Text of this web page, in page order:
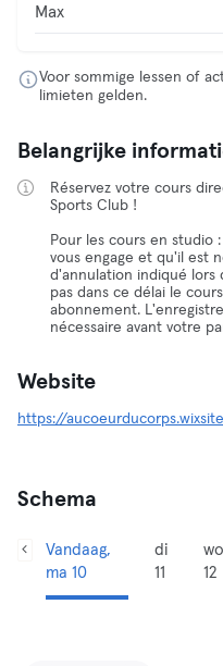
Max
Voor sommige lessen of
limieten gelden.
Belangrijke
Réservez votre cours
Sports Club !
Pour les cours en studio
vous engage et qu'il est
d'annulation indiqué lors
pas dans ce délai le
abonnement.
nécessaire avant votre
Website
https://
Schema
Vandaag,
ma 10
di
11
wo
12